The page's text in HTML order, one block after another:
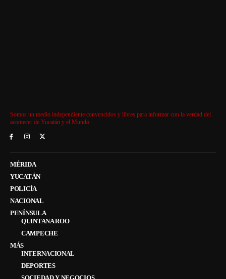
Somos un medio independiente convencidos y libres para informar con la verdad del
acontecer de Yucatán y el Mundo.
MÉRIDA
YUCATÁN
POLICÍA
NACIONAL
PENÍNSULA
QUINTANA ROO
CAMPECHE
MÁS
INTERNACIONAL
DEPORTES